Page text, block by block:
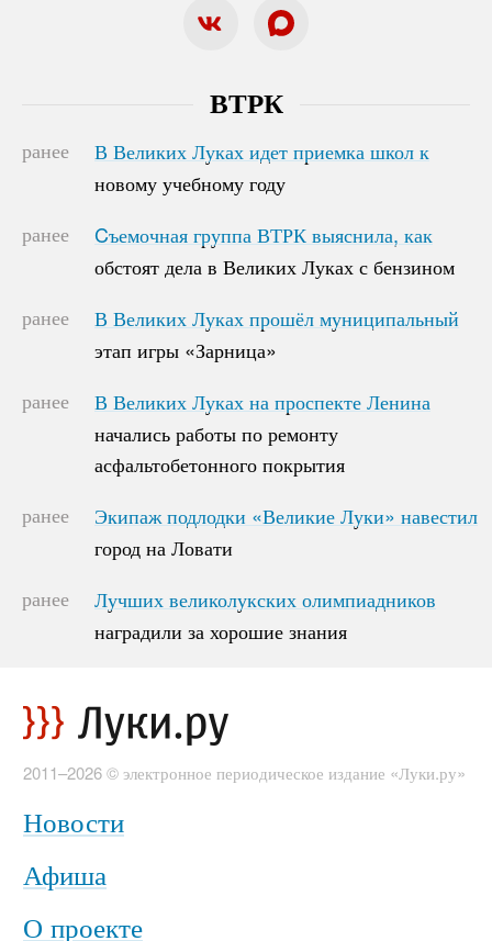
ВТРК
ранее
В Великих Луках идет приемка школ к
новому учебному году
В Великих Луках идет приемка школ к
новому учебному году
ранее
Cъемочная группа ВТРК выяснила, как
обстоят дела в Великих Луках с бензином
Cъемочная группа ВТРК выяснила, как
обстоят дела в Великих Луках с бензином
ранее
В Великих Луках прошёл муниципальный
этап игры «Зарница»
В Великих Луках прошёл муниципальный
этап игры «Зарница»
ранее
В Великих Луках на проспекте Ленина
начались работы по ремонту
асфальтобетонного покрытия
В Великих Луках на проспекте Ленина
начались работы по ремонту
асфальтобетонного покрытия
ранее
Экипаж подлодки «Великие Луки» навестил
город на Ловати
Экипаж подлодки «Великие Луки» навестил
город на Ловати
ранее
Лучших великолукских олимпиадников
наградили за хорошие знания
Лучших великолукских олимпиадников
наградили за хорошие знания
2011–2026 © электронное периодическое издание «Луки.ру»
Новости
Афиша
О проекте